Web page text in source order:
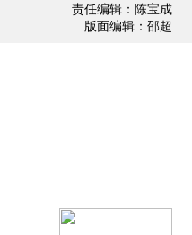
责任编辑：陈宝成
版面编辑：邵超